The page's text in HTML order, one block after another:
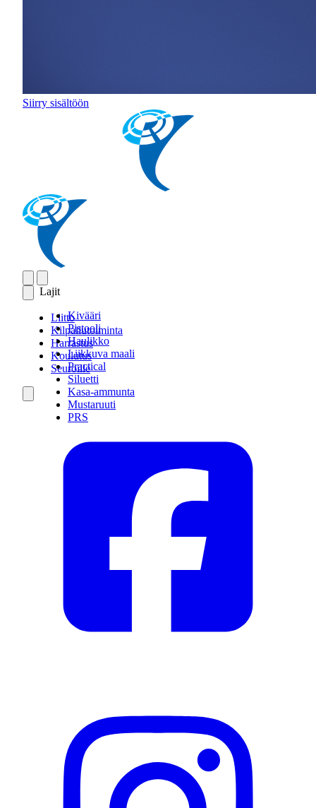
Siirry sisältöön
Lajit
Kivääri
Pistooli
Haulikko
Liikkuva maali
Practical
Siluetti
Kasa-ammunta
Mustaruuti
PRS
Liitto
Kilpailutoiminta
Harrastus
Koulutus
Seuroille